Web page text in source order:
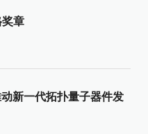
奖章
新一代拓扑量子器件发